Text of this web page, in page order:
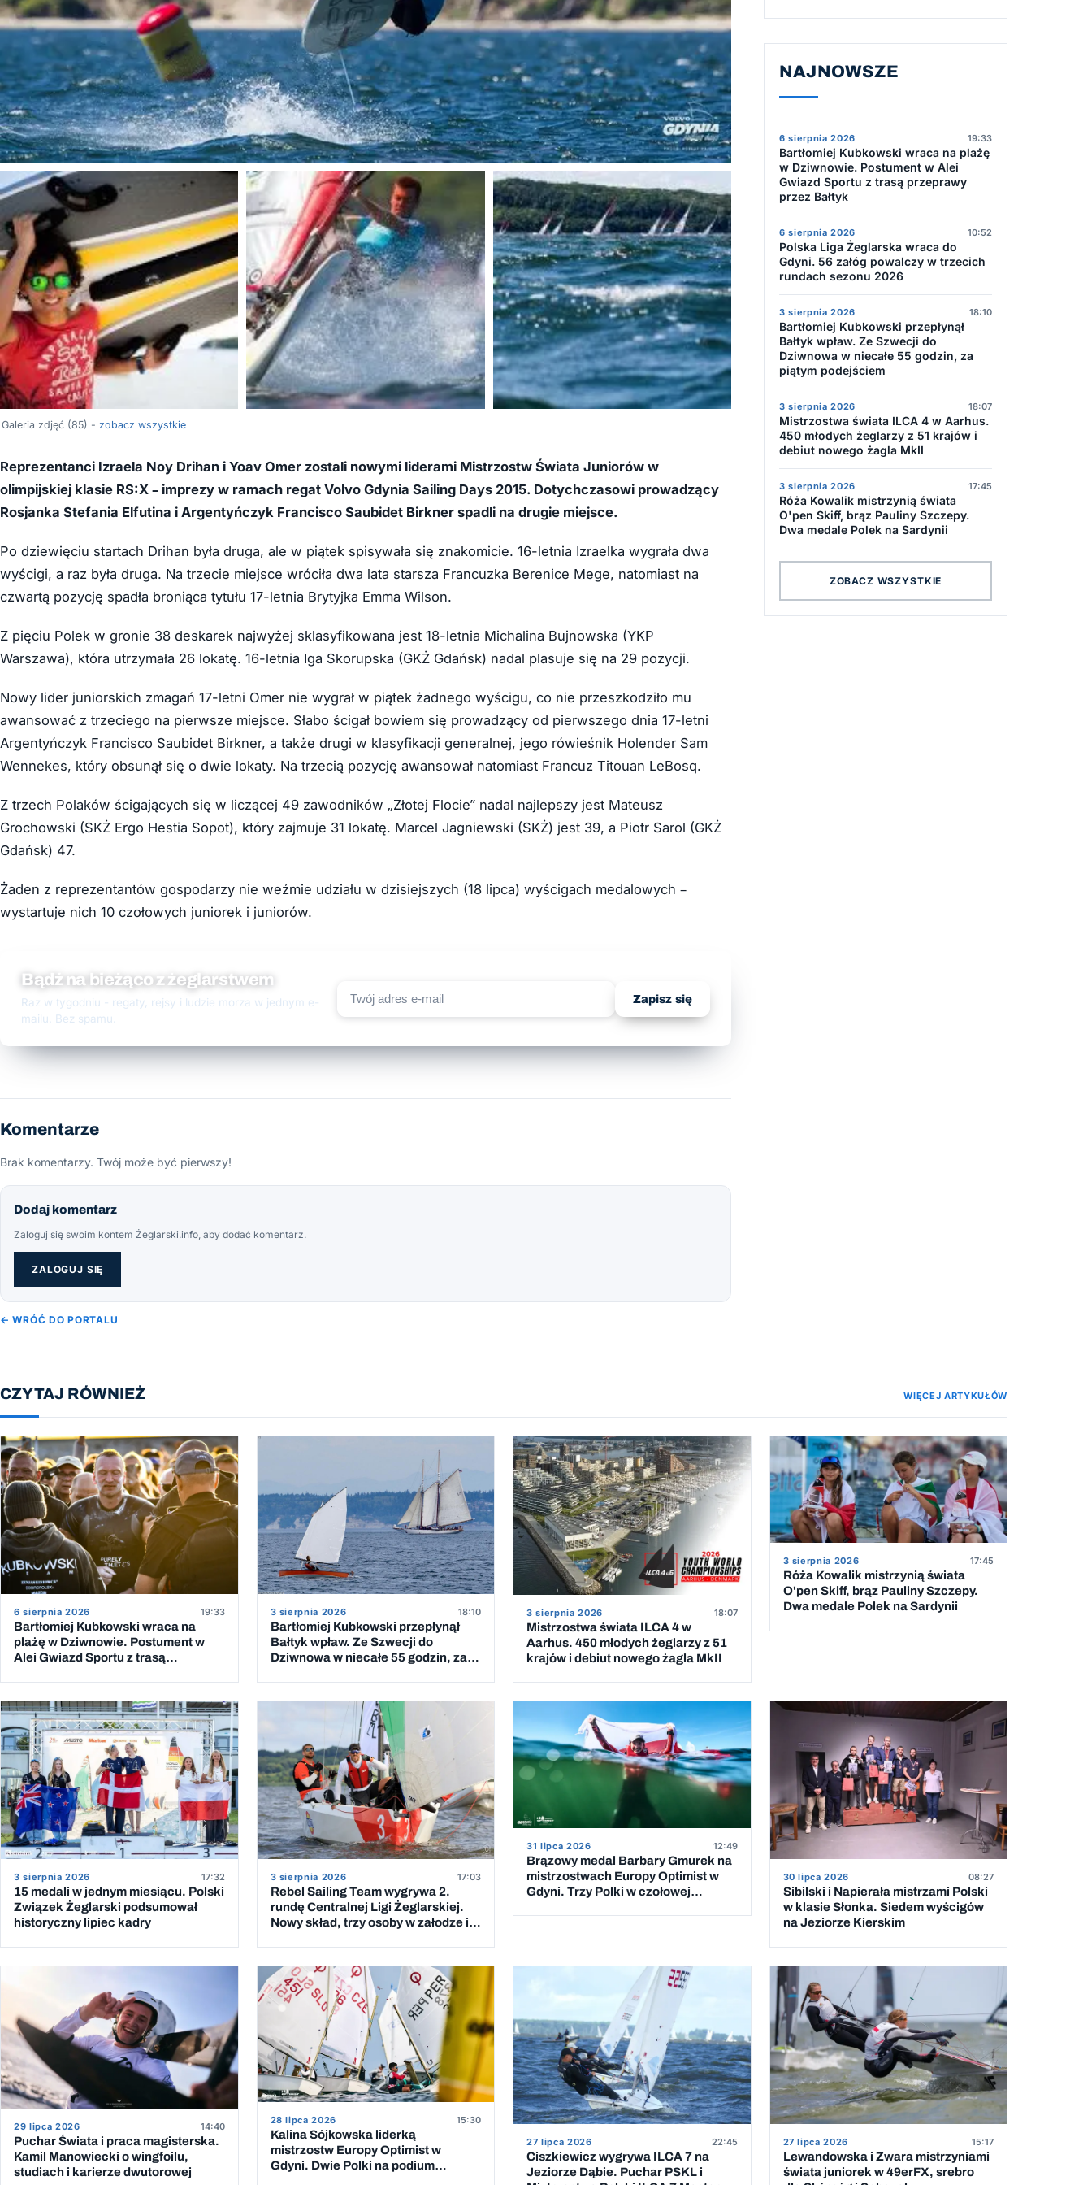
Galeria zdjęć (85) - zobacz wszystkie
Reprezentanci Izraela Noy Drihan i Yoav Omer zostali nowymi liderami Mistrzostw Świata Juniorów w
olimpijskiej klasie RS:X – imprezy w ramach regat Volvo Gdynia Sailing Days 2015. Dotychczasowi prowadzący
Rosjanka Stefania Elfutina i Argentyńczyk Francisco Saubidet Birkner spadli na drugie miejsce.
Po dziewięciu startach Drihan była druga, ale w piątek spisywała się znakomicie. 16-letnia Izraelka wygrała dwa
wyścigi, a raz była druga. Na trzecie miejsce wróciła dwa lata starsza Francuzka Berenice Mege, natomiast na
czwartą pozycję spadła broniąca tytułu 17-letnia Brytyjka Emma Wilson.
Z pięciu Polek w gronie 38 deskarek najwyżej sklasyfikowana jest 18-letnia Michalina Bujnowska (YKP
Warszawa), która utrzymała 26 lokatę. 16-letnia Iga Skorupska (GKŻ Gdańsk) nadal plasuje się na 29 pozycji.
Nowy lider juniorskich zmagań 17-letni Omer nie wygrał w piątek żadnego wyścigu, co nie przeszkodziło mu
awansować z trzeciego na pierwsze miejsce. Słabo ścigał bowiem się prowadzący od pierwszego dnia 17-letni
Argentyńczyk Francisco Saubidet Birkner, a także drugi w klasyfikacji generalnej, jego rówieśnik Holender Sam
Wennekes, który obsunął się o dwie lokaty. Na trzecią pozycję awansował natomiast Francuz Titouan LeBosq.
Z trzech Polaków ścigających się w liczącej 49 zawodników „Złotej Flocie” nadal najlepszy jest Mateusz
Grochowski (SKŻ Ergo Hestia Sopot), który zajmuje 31 lokatę. Marcel Jagniewski (SKŻ) jest 39, a Piotr Sarol (GKŻ
Gdańsk) 47.
Żaden z reprezentantów gospodarzy nie weźmie udziału w dzisiejszych (18 lipca) wyścigach medalowych –
wystartuje nich 10 czołowych juniorek i juniorów.
Bądź na bieżąco z żeglarstwem
Raz w tygodniu - regaty, rejsy i ludzie morza w jednym e-
mailu. Bez spamu.
Zapisz się
Komentarze
Brak komentarzy. Twój może być pierwszy!
Dodaj komentarz
Zaloguj się swoim kontem Żeglarski.info, aby dodać komentarz.
ZALOGUJ SIĘ
← WRÓĆ DO PORTALU
NAJNOWSZE
6 sierpnia 2026 19:33
Bartłomiej Kubkowski wraca na plażę
w Dziwnowie. Postument w Alei
Gwiazd Sportu z trasą przeprawy
przez Bałtyk
6 sierpnia 2026 10:52
Polska Liga Żeglarska wraca do
Gdyni. 56 załóg powalczy w trzecich
rundach sezonu 2026
3 sierpnia 2026 18:10
Bartłomiej Kubkowski przepłynął
Bałtyk wpław. Ze Szwecji do
Dziwnowa w niecałe 55 godzin, za
piątym podejściem
3 sierpnia 2026 18:07
Mistrzostwa świata ILCA 4 w Aarhus.
450 młodych żeglarzy z 51 krajów i
debiut nowego żagla MkII
3 sierpnia 2026 17:45
Róża Kowalik mistrzynią świata
O'pen Skiff, brąz Pauliny Szczepy.
Dwa medale Polek na Sardynii
ZOBACZ WSZYSTKIE
CZYTAJ RÓWNIEŻ WIĘCEJ ARTYKUŁÓW
6 sierpnia 2026 19:33
Bartłomiej Kubkowski wraca na
plażę w Dziwnowie. Postument w
Alei Gwiazd Sportu z trasą
3 sierpnia 2026 18:10
Bartłomiej Kubkowski przepłynął
Bałtyk wpław. Ze Szwecji do
Dziwnowa w niecałe 55 godzin, za
3 sierpnia 2026 18:07
Mistrzostwa świata ILCA 4 w
Aarhus. 450 młodych żeglarzy z 51
krajów i debiut nowego żagla MkII
3 sierpnia 2026 17:45
Róża Kowalik mistrzynią świata
O'pen Skiff, brąz Pauliny Szczepy.
Dwa medale Polek na Sardynii
3 sierpnia 2026 17:32
15 medali w jednym miesiącu. Polski
Związek Żeglarski podsumował
historyczny lipiec kadry
3 sierpnia 2026 17:03
Rebel Sailing Team wygrywa 2.
rundę Centralnej Ligi Żeglarskiej.
Nowy skład, trzy osoby w załodze i 5
31 lipca 2026 12:49
Brązowy medal Barbary Gmurek na
mistrzostwach Europy Optimist w
Gdyni. Trzy Polki w czołowej
30 lipca 2026 08:27
Sibilski i Napierała mistrzami Polski
w klasie Słonka. Siedem wyścigów
na Jeziorze Kierskim
29 lipca 2026 14:40
Puchar Świata i praca magisterska.
Kamil Manowiecki o wingfoilu,
studiach i karierze dwutorowej
28 lipca 2026 15:30
Kalina Sójkowska liderką
mistrzostw Europy Optimist w
Gdyni. Dwie Polki na podium
27 lipca 2026 22:45
Ciszkiewicz wygrywa ILCA 7 na
Jeziorze Dąbie. Puchar PSKL i
27 lipca 2026 15:17
Lewandowska i Zwara mistrzyniami
świata juniorek w 49erFX, srebro